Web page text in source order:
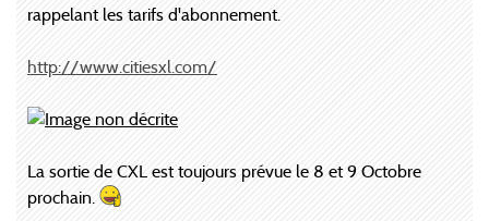
rappelant les tarifs d'abonnement.
http://www.citiesxl.com/
La sortie de CXL est toujours prévue le 8 et 9 Octobre
prochain.